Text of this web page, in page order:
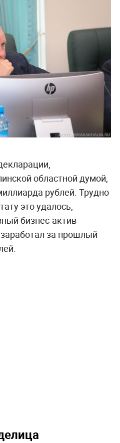
областной думой,
рублей. Трудно
это удалось,
бизнес-актив
за прошлый